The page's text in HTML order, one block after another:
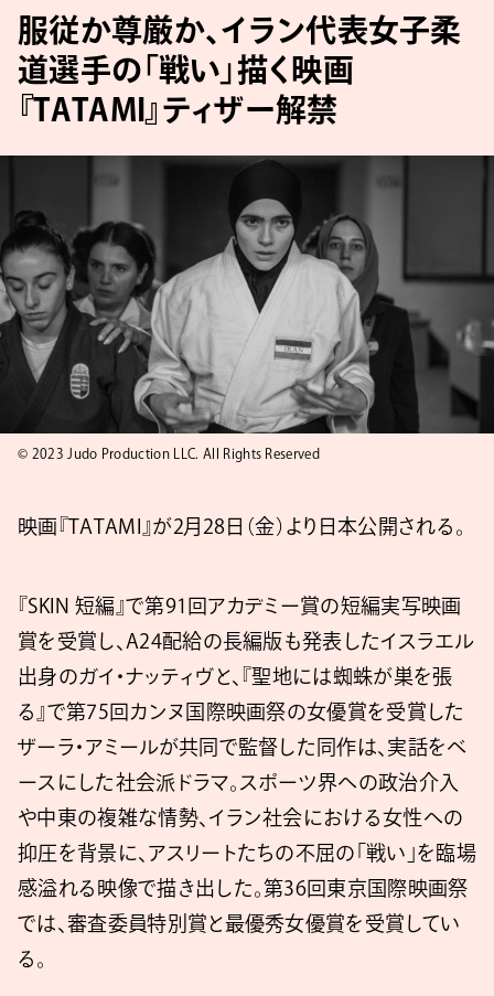
服従か尊厳か、イラン代表女子柔
道選手の「戦い」描く映画
『TATAMI』ティザー解禁
© 2023 Judo Production LLC. All Rights Reserved
映画『TATAMI』が2月28日（金）より日本公開される。
『SKIN 短編』で第91回アカデミー賞の短編実写映画
賞を受賞し、A24配給の長編版も発表したイスラエル
出身のガイ・ナッティヴと、『聖地には蜘蛛が巣を張
る』で第75回カンヌ国際映画祭の女優賞を受賞した
ザーラ・アミールが共同で監督した同作は、実話をベ
ースにした社会派ドラマ。スポーツ界への政治介入
や中東の複雑な情勢、イラン社会における女性への
抑圧を背景に、アスリートたちの不屈の「戦い」を臨場
感溢れる映像で描き出した。第36回東京国際映画祭
では、審査委員特別賞と最優秀女優賞を受賞してい
る。